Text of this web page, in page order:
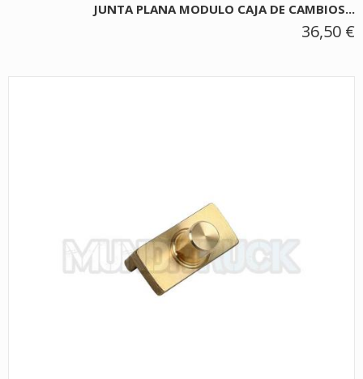
JUNTA PLANA MODULO CAJA DE CAMBIOS...
36,50 €